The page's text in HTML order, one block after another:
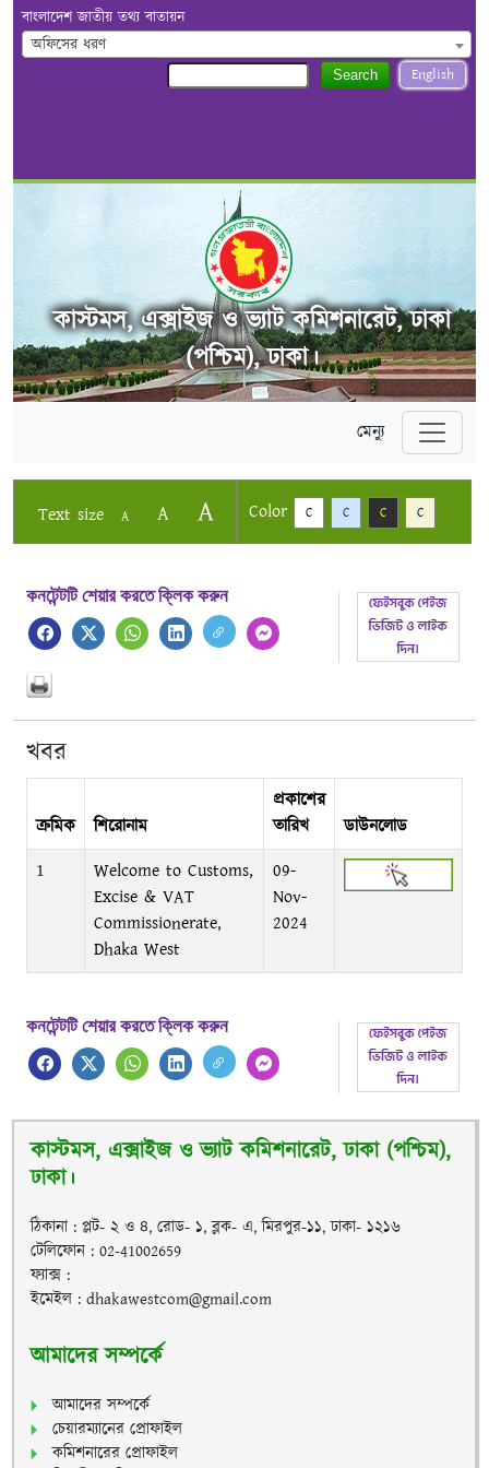
বাংলাদেশ জাতীয় তথ্য বাতায়ন
অফিসের ধরণ
English
Search
কাস্টমস, এক্সাইজ ও ভ্যাট কমিশনারেট, ঢাকা
(পশ্চিম), ঢাকা।
মেন্যু
Text size A A A Color C C C C
কনটেন্টটি শেয়ার করতে ক্লিক করুন
খবর
ক্রমিক শিরোনাম
প্রকাশের
তারিখ
ডাউনলোড
1
Welcome to Customs,
Excise & VAT
Commissionerate,
Dhaka West
09-
Nov-
2024
কনটেন্টটি শেয়ার করতে ক্লিক করুন
কাস্টমস, এক্সাইজ ও ভ্যাট কমিশনারেট, ঢাকা (পশ্চিম),
ঢাকা।
ঠিকানা : প্লট- ২ ও ৪, রোড- ১, ব্লক- এ, মিরপুর-১১, ঢাকা- ১২১৬
টেলিফোন : 02-41002659
ফ্যাক্স :
ইমেইল : dhakawestcom@gmail.com
আমাদের সম্পর্কে
আমাদের সম্পর্কে
চেয়ারম্যানের প্রোফাইল
কমিশনারের প্রোফাইল